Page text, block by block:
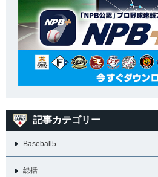
記事カテゴリー
Baseball5
総括